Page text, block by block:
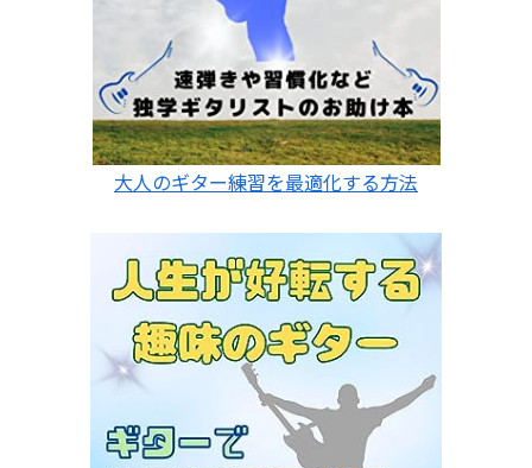
大人のギター練習を最適化する方法